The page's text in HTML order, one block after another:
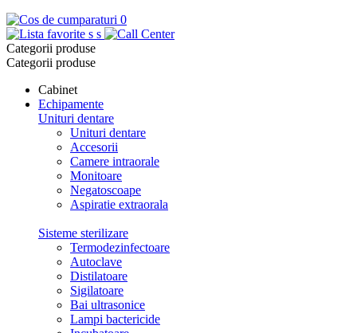
0
s s
Categorii produse
Categorii produse
Cabinet
Echipamente
Unituri dentare
Unituri dentare
Accesorii
Camere intraorale
Monitoare
Negatoscoape
Aspiratie extraorala
Sisteme sterilizare
Termodezinfectoare
Autoclave
Distilatoare
Sigilatoare
Bai ultrasonice
Lampi bactericide